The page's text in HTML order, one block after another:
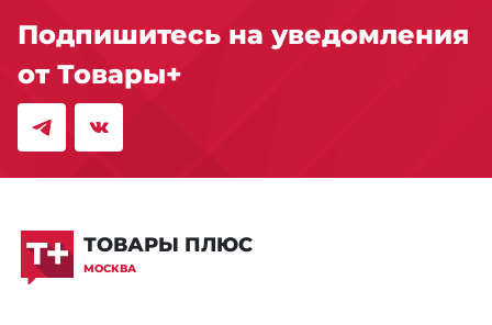
Подпишитесь на уведомления
от Товары+
ТОВАРЫ ПЛЮС
МОСКВА